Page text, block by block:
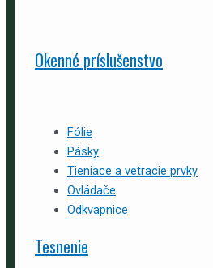
Okenné príslušenstvo
Fólie
Pásky
Tieniace a vetracie prvky
Ovládače
Odkvapnice
Tesnenie